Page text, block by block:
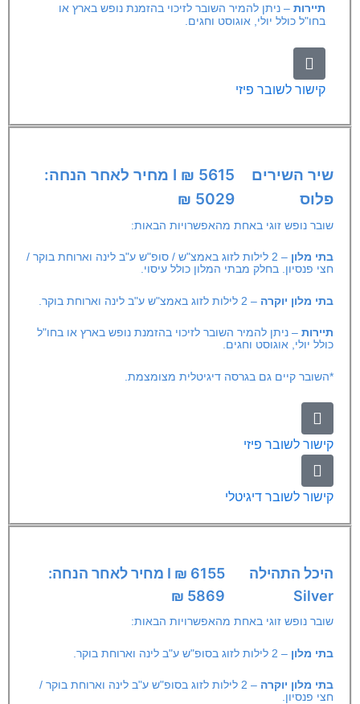
תיירות– ניתן להמיר השובר לזיכוי בהזמנת נופש בארץ או
בחו"ל כולל יולי, אוגוסט וחגים.
קישור לשובר פיזי
שיר השירים
פלוס
5615 ₪ I מחיר לאחר הנחה:
5029 ₪
שובר נופש זוגי באחת מהאפשרויות הבאות:
בתי מלון
– 2 לילות לזוג באמצ"ש / סופ"ש ע"ב לינה וארוחת בוקר /
חצי פנסיון. בחלק מבתי המלון כולל עיסוי.
בתי מלון יוקרה– 2 לילות לזוג באמצ"ש ע"ב לינה וארוחת בוקר.
תיירות– ניתן להמיר השובר לזיכוי בהזמנת נופש בארץ או בחו"ל
כולל יולי, אוגוסט וחגים.
*השובר קיים גם בגרסה דיגיטלית מצומצמת.
קישור לשובר פיזי
קישור לשובר דיגיטלי
היכל התהילה
Silver
6155 ₪ I מחיר לאחר הנחה:
5869 ₪
שובר נופש זוגי באחת מהאפשרויות הבאות:
בתי מלון– 2 לילות לזוג בסופ"ש ע"ב לינה וארוחת בוקר.
בתי מלון יוקרה
– 2 לילות לזוג בסופ"ש ע"ב לינה וארוחת בוקר /
חצי פנסיון.